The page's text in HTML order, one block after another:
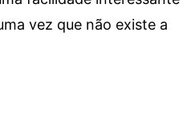
vez que não existe a